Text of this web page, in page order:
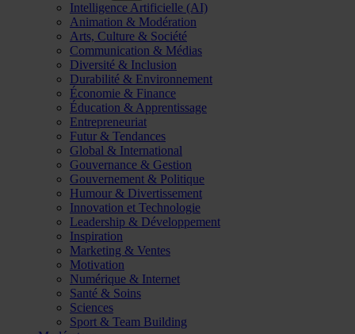
Intelligence Artificielle (AI)
Animation & Modération
Arts, Culture & Société
Communication & Médias
Diversité & Inclusion
Durabilité & Environnement
Économie & Finance
Éducation & Apprentissage
Entrepreneuriat
Futur & Tendances
Global & International
Gouvernance & Gestion
Gouvernement & Politique
Humour & Divertissement
Innovation et Technologie
Leadership & Développement
Inspiration
Marketing & Ventes
Motivation
Numérique & Internet
Santé & Soins
Sciences
Sport & Team Building